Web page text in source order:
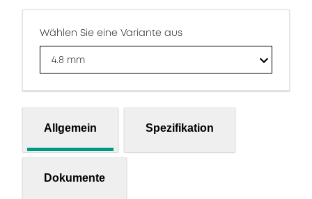
Wählen Sie eine Variante aus
4.8 mm
Allgemein Spezifikation
Dokumente